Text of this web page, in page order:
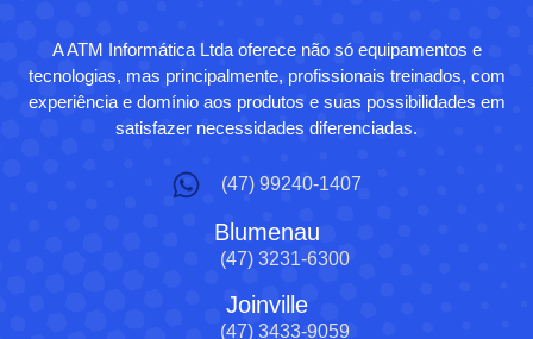
A ATM Informática Ltda oferece não só equipamentos e
tecnologias, mas principalmente, profissionais treinados, com
experiência e domínio aos produtos e suas possibilidades em
satisfazer necessidades diferenciadas.
(47) 99240-1407
Blumenau
(47) 3231-6300
Joinville
(47) 3433-9059